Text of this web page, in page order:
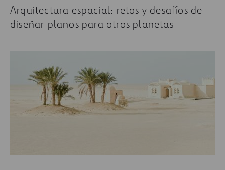
Arquitectura espacial: retos y desafíos de
diseñar planos para otros planetas